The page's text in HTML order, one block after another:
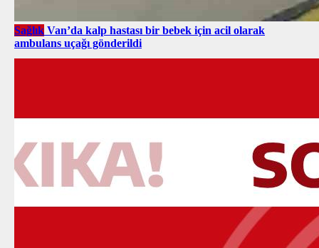
Sağlık Van’da kalp hastası bir bebek için acil olarak
ambulans uçağı gönderildi